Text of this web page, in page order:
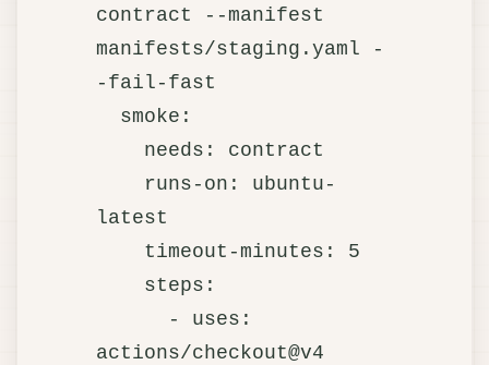
contract --manifest
manifests/staging.yaml -
-fail-fast
latest
actions/checkout@v4